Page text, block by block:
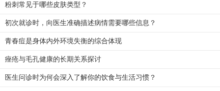
粉刺常见于哪些皮肤类型？
初次就诊时，向医生准确描述病情需要哪些信息？
青春痘是身体内外环境失衡的综合体现
痤疮与毛孔健康的长期关系探讨
医生问诊时为何会深入了解你的饮食与生活习惯？